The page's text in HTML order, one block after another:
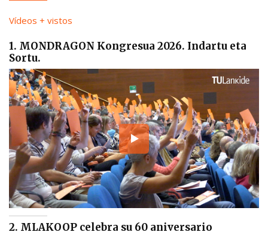
Vídeos + vistos
1. MONDRAGON Kongresua 2026. Indartu eta
Sortu.
2. MLAKOOP celebra su 60 aniversario